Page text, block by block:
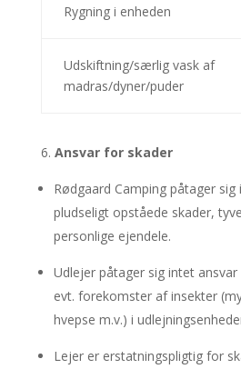
Rygning i enheden
Udskiftning/særlig vask af
madras/dyner/puder
Ansvar for skader
Rødgaard Camping påtager
pludseligt opståede skader,
personlige ejendele.
Udlejer påtager sig intet
evt. forekomster af insekter
hvepse m.v.) i
Lejer er erstatningspligtig for